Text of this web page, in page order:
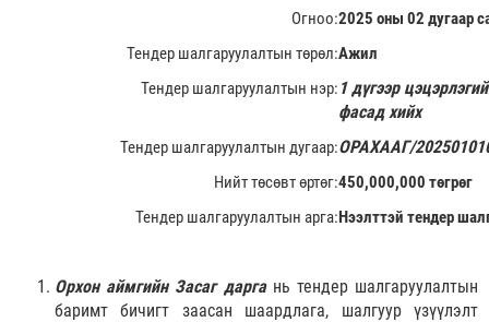
Огноо:2025 оны 02 дугаар
Тендер шалгаруулалтын төрөл:Ажил
Тендер шалгаруулалтын нэр: 1 дүгээр
фасад хийх
Тендер шалгаруулалтын дугаар:ОРАХААГ/
Нийт төсөвт өртөг:450,000,000 төгрөг
Тендер шалгаруулалтын арга:Нээлттэй тендер
Орхон аймгийн Засаг даргань тендер шалгаруулалтын
баримт бичигт заасан шаардлага, шалгуур үзүүлэлт